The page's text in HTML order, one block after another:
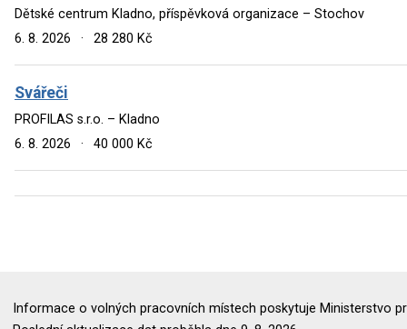
Dětské centrum Kladno, příspěvková organizace – Stochov
6. 8. 2026
· 28 280 Kč
Svářeči
PROFILAS s.r.o. – Kladno
6. 8. 2026
· 40 000 Kč
Informace o volných pracovních místech poskytuje Ministerstvo